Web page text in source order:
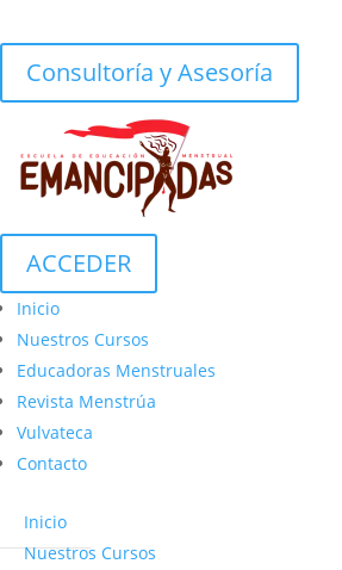
Consultoría y Asesoría
ACCEDER
Inicio
Nuestros Cursos
Educadoras Menstruales
Revista Menstrúa
Vulvateca
Contacto
Inicio
Nuestros Cursos